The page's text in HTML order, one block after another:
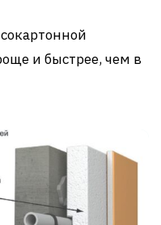
и быстрее, чем в